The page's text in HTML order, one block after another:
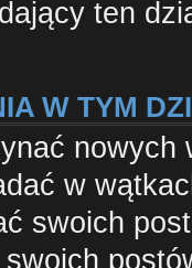
ten
W TYM
nowych
w
swoich